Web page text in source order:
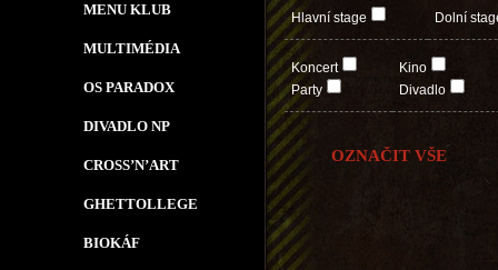
MENU KLUB
MULTIMÉDIA
OS PARADOX
DIVADLO NP
CROSS’N’ART
GHETTOLLEGE
BIOKÁF
Hlavní stage Dolní
Koncert
Party
Kino
Divadlo
OZNAČIT VŠE